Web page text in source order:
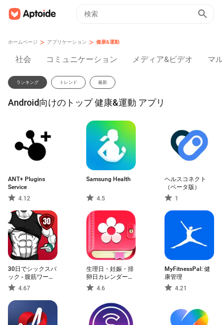
ホームページ > アプリケーション > 健康&運動
社会 コミュニケーション メディア&ビデオ マ
ランキング トレンド 最新
Android向けのトップ 健康&運動 アプリ
ANT+ Plugins
Service
4.12
Samsung Health
4.5
ヘルスコネクト
（ベータ版）
1
30日でシックスパ
ック - 腹筋ワーク
アウト
4.67
生理日・妊娠・排
卵日カレンダー
Period Tracker
4.6
MyFitnessPal: 健
康管理
4.21